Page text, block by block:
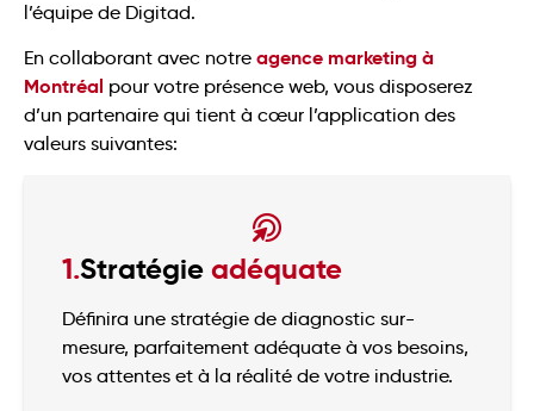
l’équipe de Digitad.
En collaborant avec notre agence marketing à
Montréal pour votre présence web, vous disposerez
d’un partenaire qui tient à cœur l’application des
valeurs suivantes:
1.Stratégie adéquate
Définira une stratégie de diagnostic sur-
mesure, parfaitement adéquate à vos besoins,
vos attentes et à la réalité de votre industrie.